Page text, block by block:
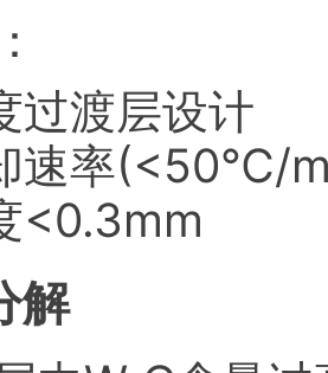
：
过渡层设计
速率(<50℃/
<0.3mm
解